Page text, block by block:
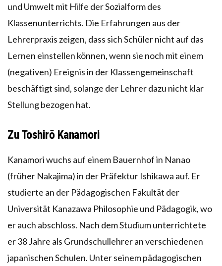
und Umwelt mit Hilfe der Sozialform des
Klassenunterrichts. Die Erfahrungen aus der
Lehrerpraxis zeigen, dass sich Schüler nicht auf das
Lernen einstellen können, wenn sie noch mit einem
(negativen) Ereignis in der Klassengemeinschaft
beschäftigt sind, solange der Lehrer dazu nicht klar
Stellung bezogen hat.
Zu Toshirō Kanamori
Kanamori wuchs auf einem Bauernhof in Nanao
(früher Nakajima) in der Präfektur Ishikawa auf. Er
studierte an der Pädagogischen Fakultät der
Universität Kanazawa Philosophie und Pädagogik, wo
er auch abschloss. Nach dem Studium unterrichtete
er 38 Jahre als Grundschullehrer an verschiedenen
japanischen Schulen. Unter seinem pädagogischen